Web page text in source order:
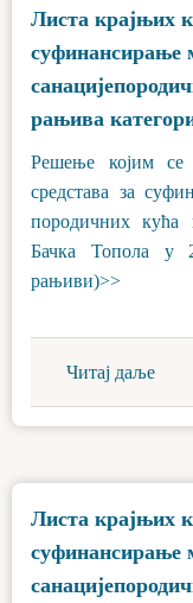
Листа крајњих
суфинансирање
рањива
Решење којим се
средстава за
породичних кућа
Бачка Топола у
рањиви)>>
Читај даље
Листа крајњих
суфинансирање